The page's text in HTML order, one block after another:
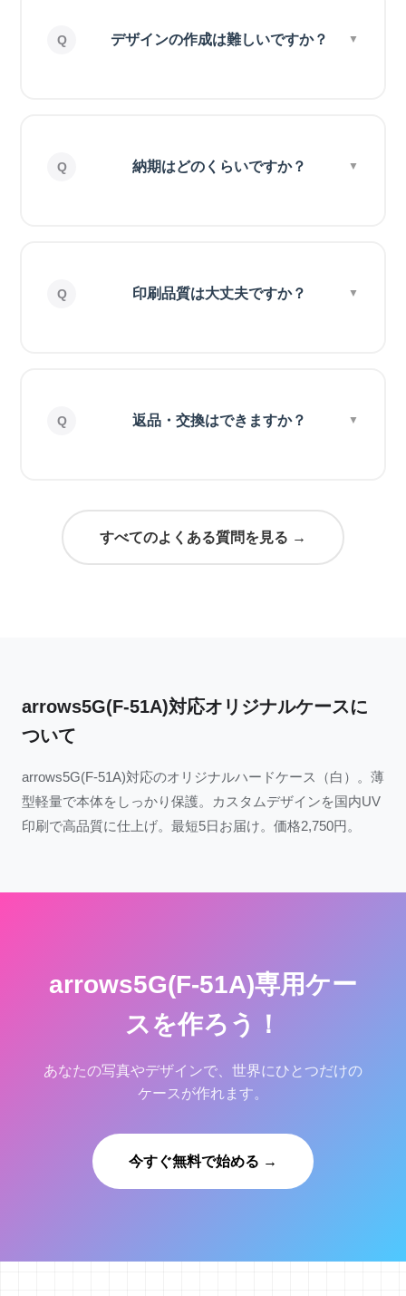
デザインの作成は難しいですか？
納期はどのくらいですか？
印刷品質は大丈夫ですか？
返品・交換はできますか？
すべてのよくある質問を見る →
arrows5G(F-51A)対応オリジナルケースに
ついて
arrows5G(F-51A)対応のオリジナルハードケース（白）。薄
型軽量で本体をしっかり保護。カスタムデザインを国内UV
印刷で高品質に仕上げ。最短5日お届け。価格2,750円。
arrows5G(F-51A)専用ケー
スを作ろう！
あなたの写真やデザインで、世界にひとつだけの
ケースが作れます。
今すぐ無料で始める →